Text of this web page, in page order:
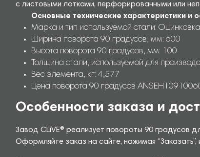
с листовыми лотками, перфорированными или
Основные технические характеристики и
Марка и тип используемой стали: Оцинковка
Ширина поворота 90 градусов, мм: 600
Высота поворота 90 градусов, мм: 100
Толщина стали, используемой для
Вес элемента, кг: 4,577
Цена поворота 90 градусов
Особенности заказа и
Завод CLiVE® реализует повороты 90 градусов
Оформляйте заказ на сайте, нажимая